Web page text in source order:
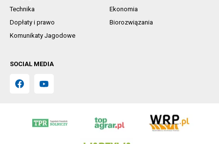
Technika
Ekonomia
Dopłaty i prawo
Biorozwiązania
Komunikaty Jagodowe
SOCIAL MEDIA